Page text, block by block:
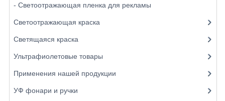
- Светоотражающая пленка для рекламы
Светоотражающая краска
Светящаяся краска
Ультрафиолетовые товары
Применения нашей продукции
УФ фонари и ручки